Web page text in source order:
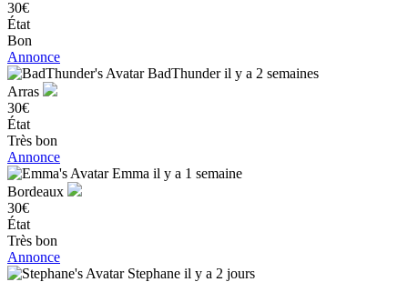
30€
État
Bon
Annonce
BadThunderil y a 2 semaines
Arras
30€
État
Très bon
Annonce
Emma il y a 1 semaine
Bordeaux
30€
État
Très bon
Annonce
Stephane il y a 2 jours